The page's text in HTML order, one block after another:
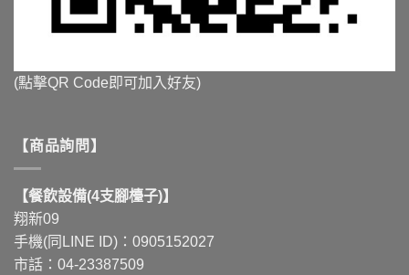
(點擊QR Code即可加入好友)
【商品詢問】
【餐飲設備(4支腳檯子)】
翔新09
手機(同LINE ID)：0905152027
市話：04-23387509